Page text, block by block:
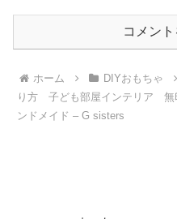
コメン
ホーム DIYおもちゃ
り方 子ども部屋インテリア
ンドメイド – G sisters